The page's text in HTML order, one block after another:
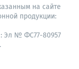
на сайте
продукции:
Эл № ФС77-80957